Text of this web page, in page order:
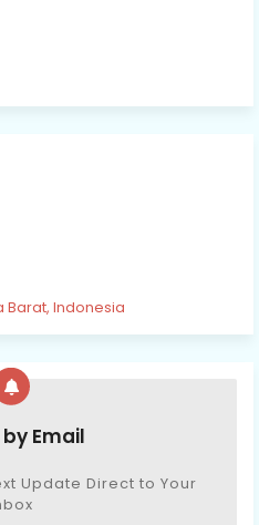
Indonesia
Email
Update Direct to Your